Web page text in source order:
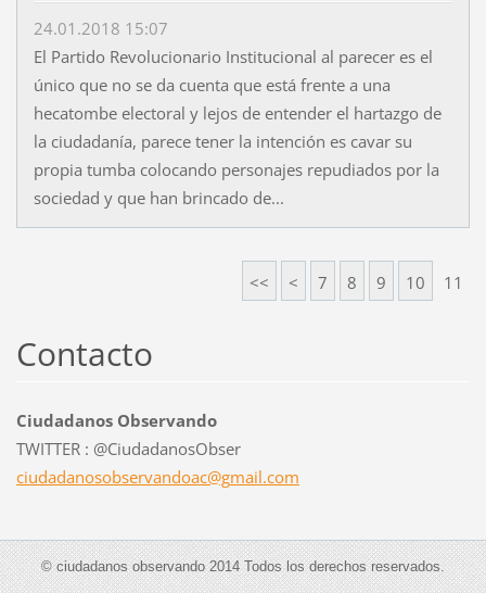
24.01.2018 15:07
El Partido Revolucionario Institucional al parecer es el
único que no se da cuenta que está frente a una
hecatombe electoral y lejos de entender el hartazgo de
la ciudadanía, parece tener la intención es cavar su
propia tumba colocando personajes repudiados por la
sociedad y que han brincado de...
<< < 7 8 9 10 11
Contacto
Ciudadanos Observando
TWITTER : @CiudadanosObser
ciudadanosobservandoac@gmail.com
© ciudadanos observando 2014 Todos los derechos reservados.